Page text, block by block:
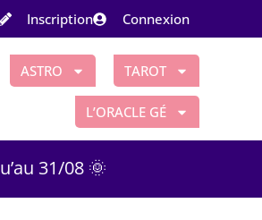
Inscription Connexion
ASTRO TAROT
L’ORACLE GÉ
31/08 🌞